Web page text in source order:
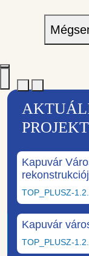
Kapuvár
TOP_PLUSZ-
Kapuvár
TOP_PLUSZ-